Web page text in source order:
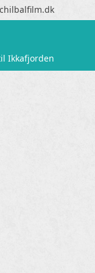
Ikkafjorden